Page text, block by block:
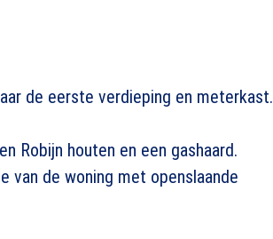
de eerste verdieping en meterkast.
Robijn houten en een gashaard.
van de woning met openslaande